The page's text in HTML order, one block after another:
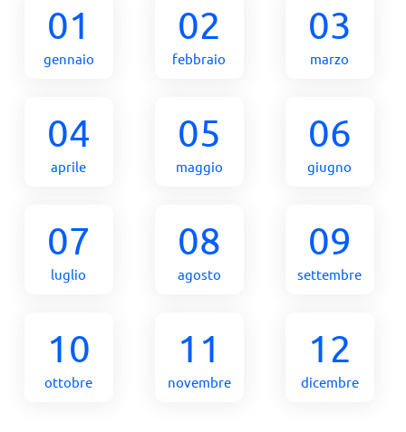
01
gennaio
02
febbraio
03
marzo
04
aprile
05
maggio
06
giugno
07
luglio
08
agosto
09
settembre
10
ottobre
11
novembre
12
dicembre